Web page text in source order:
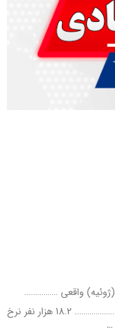
تغییرات اشتغال کانادا – Employment Change (ژوئیه) واقعی …………….
75.1 هزار نفر پیش‌بینی ……….. 17.8 هزار نفر قبلی ………………. 18.2 هزار نفر نرخ